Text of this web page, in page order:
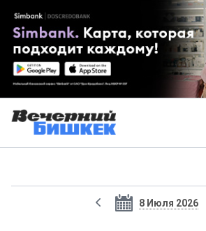
8 Июля 2026